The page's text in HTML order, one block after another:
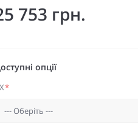
753 грн.
опції
*